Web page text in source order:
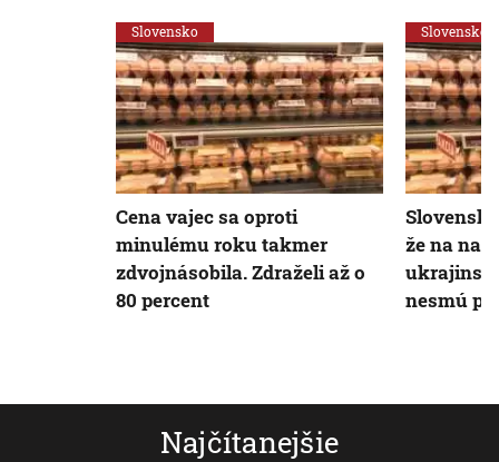
Najčítanejšie
Slovensko
Cena vajec sa oproti
minulému roku takmer
zdvojnásobila. Zdraželi až o
80 percent
Slovensko
že na
nesmú